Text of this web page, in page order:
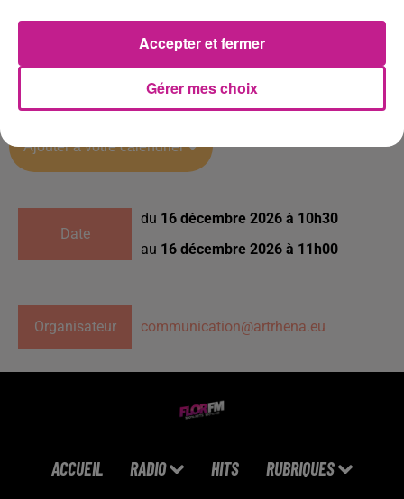
Ajouter à votre calendrier
Date
du 16 décembre 2026 à 10h30
au 16 décembre 2026 à 11h00
Organisateur communication@artrhena.eu
ACCUEIL RADIO HITS RUBRIQUES
Gérer mes choix
Accepter et fermer